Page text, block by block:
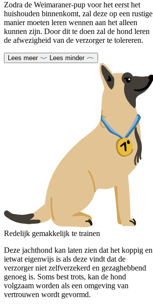
Zodra de Weimaraner-pup voor het eerst het
huishouden binnenkomt, zal deze op een rustige
manier moeten leren wennen aan het alleen
kunnen zijn. Door dit te doen zal de hond leren
de afwezigheid van de verzorger te tolereren.
Lees meer Lees minder
Redelijk gemakkelijk te trainen
Deze jachthond kan laten zien dat het koppig en
ietwat eigenwijs is als deze vindt dat de
verzorger niet zelfverzekerd en gezaghebbend
genoeg is. Soms best trots, kan de hond
volgzaam worden als een omgeving van
vertrouwen wordt gevormd.